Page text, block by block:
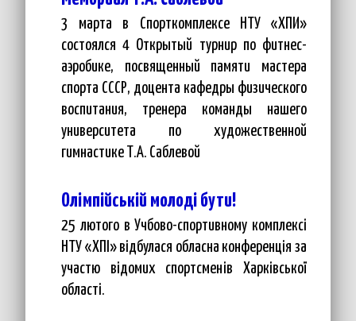
3 марта в Спорткомплексе НТУ «ХПИ»
состоялся 4 Открытый турнир по фитнес-
аэробике, посвященный памяти мастера
спорта СССР, доцента кафедры физического
воспитания, тренера команды нашего
университета по художественной
гимнастике Т.А. Саблевой
Олімпійській молоді бути!
25 лютого в Учбово-спортивному комплексі
НТУ «ХПІ» відбулася обласна конференція за
участю відомих спортсменів Харківської
області.